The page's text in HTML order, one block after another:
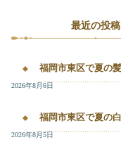
最近の投稿
2026年8月6日
2026年8月5日